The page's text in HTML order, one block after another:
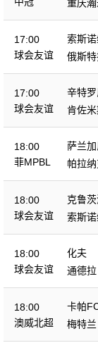
重庆
17:00
球会友谊
索斯
俄斯
17:00
球会友谊
辛特
肯佐
18:00
菲MPBL
萨兰加
帕拉
18:00
球会友谊
克鲁
索斯
18:00
球会友谊
化夫
通德拉
18:00
澳威北超
卡帕
梅特兰